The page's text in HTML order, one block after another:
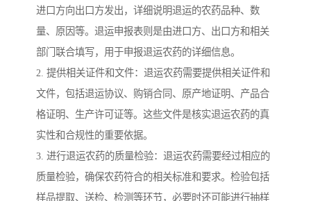
进口方向出口方发出，详细说明退运的农药品种、数
量、原因等。退运申报表则是由进口方、出口方和相关
部门联合填写，用于申报退运农药的详细信息。
2. 提供相关证件和文件：退运农药需要提供相关证件和
文件，包括退运协议、购销合同、原产地证明、产品合
格证明、生产许可证等。这些文件是核实退运农药的真
实性和合规性的重要依据。
3. 进行退运农药的质量检验：退运农药需要经过相应的
质量检验，确保农药符合的相关标准和要求。检验包括
样品提取、送检、检测等环节，必要时还可能进行抽样